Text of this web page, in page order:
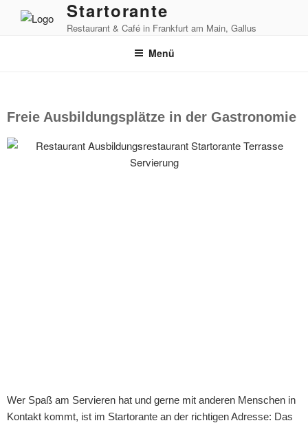
Startorante
Restaurant & Café in Frankfurt am Main, Gallus
Menü
Freie Ausbildungsplätze in der Gastronomie
Wer Spaß am Servieren hat und gerne mit anderen Menschen in
Kontakt kommt, ist im Startorante an der richtigen Adresse: Das